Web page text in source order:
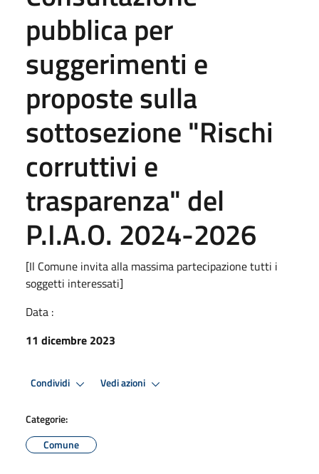
pubblica per
suggerimenti e
proposte sulla
sottosezione "Rischi
corruttivi e
trasparenza" del
P.I.A.O. 2024-2026
[Il Comune invita alla massima partecipazione tutti i
soggetti interessati]
Data :
11 dicembre 2023
Condividi Vedi azioni
Categorie:
Comune